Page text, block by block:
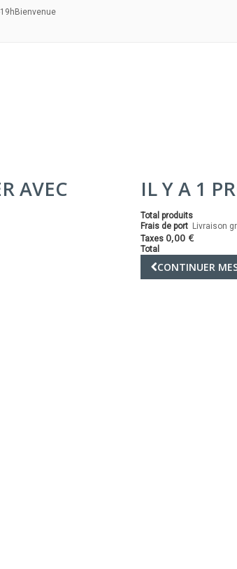
Bienvenue
AVEC
IL Y A 1
Total produits
Frais de port Livraison
Taxes 0,00 €
Total
CONTINUER